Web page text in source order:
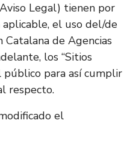
Legal) tienen por
el uso del/de
Catalana de Agencias
los “Sitios
público para así cumplir
respecto.
el